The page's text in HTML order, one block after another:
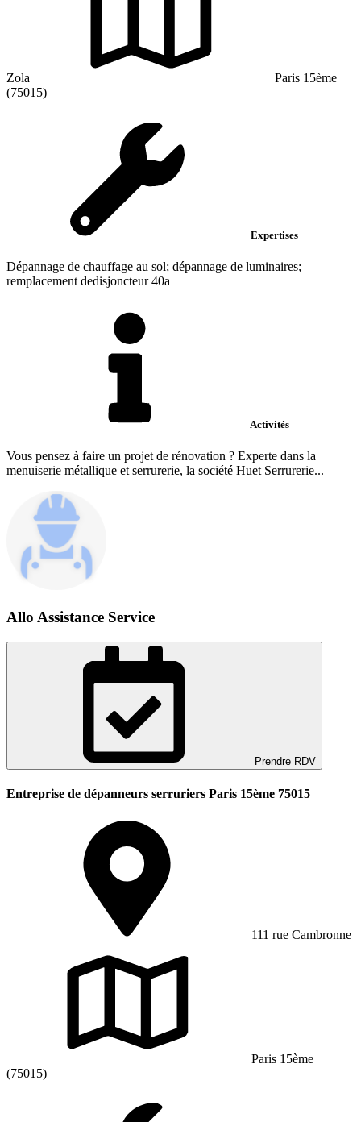
Zola
Paris 15ème
(75015)
Expertises
Dépannage de chauffage au sol; dépannage de luminaires;
remplacement dedisjoncteur 40a
Activités
Vous pensez à faire un projet de rénovation ? Experte dans la
menuiserie métallique et serrurerie, la société Huet Serrurerie...
Allo Assistance Service
Prendre RDV
Entreprise de dépanneurs serruriers Paris 15ème 75015
111 rue Cambronne
Paris 15ème
(75015)